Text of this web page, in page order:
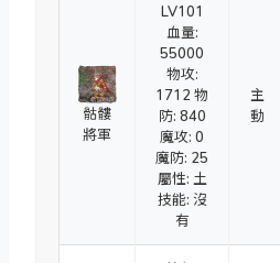
骷髏
將軍
LV101
血量:
55000
物攻:
1712 物
防: 840
魔攻: 0
魔防: 25
屬性: 土
技能: 沒
有
主
動